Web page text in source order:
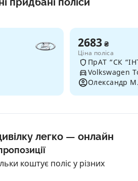
придбані поліси
2683 ₴
Ціна поліса
ПрАТ “СК
Volkswagen
Олександр
легко — онлайн
коштує поліс у різних